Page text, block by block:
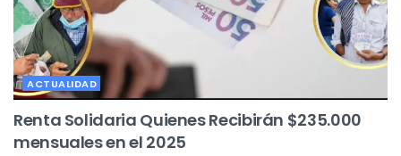
ACTUALIDAD
Renta Solidaria Quienes Recibirán $235.000
mensuales en el 2025